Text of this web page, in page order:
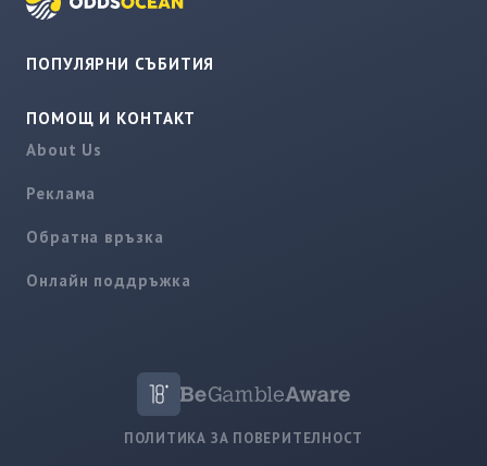
ПОПУЛЯРНИ СЪБИТИЯ
ПОМОЩ И КОНТАКТ
About Us
Реклама
Обратна връзка
Онлайн поддръжка
ПОЛИТИКА ЗА ПОВЕРИТЕЛНОСТ